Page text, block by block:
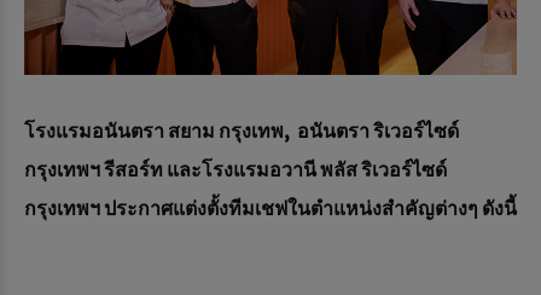
โรงแรมอนันตรา สยาม กรุงเทพ, อนันตรา ริเวอร์ไซด์
กรุงเทพฯ รีสอร์ท และโรงแรมอวานี พลัส ริเวอร์ไซด์
กรุงเทพฯ ประกาศแต่งตั้งทีมเชฟในตำแหน่งสำคัญต่างๆ ดังนี้